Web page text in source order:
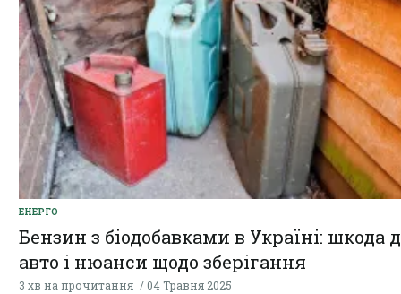
ЕНЕРГО
Бензин з біодобавками в Україні: шкода
авто і нюанси щодо зберігання
3 хв на прочитання 04 Травня 2025